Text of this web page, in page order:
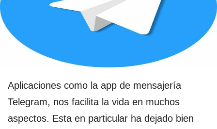
Aplicaciones como la app de mensajería
Telegram, nos facilita la vida en muchos
aspectos. Esta en particular ha dejado bien